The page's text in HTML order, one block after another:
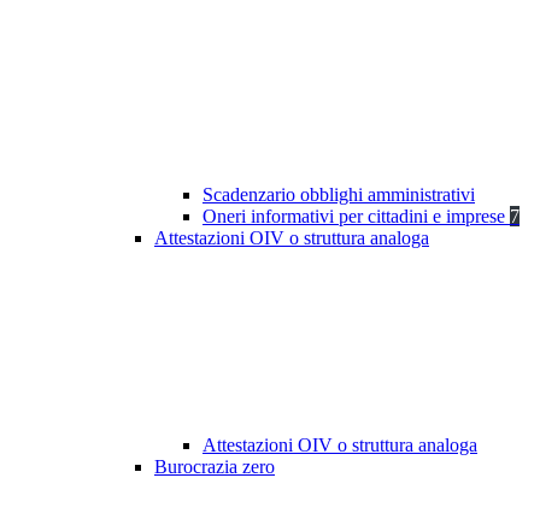
Scadenzario obblighi amministrativi
Oneri informativi per cittadini e imprese 7
Attestazioni OIV o struttura analoga
Attestazioni OIV o struttura analoga
Burocrazia zero